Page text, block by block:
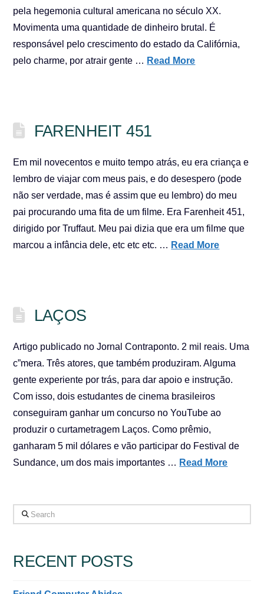
pela hegemonia cultural americana no século XX.
Movimenta uma quantidade de dinheiro brutal. É
responsável pelo crescimento do estado da Califórnia,
pelo charme, por atrair gente … Read More
FARENHEIT 451
Em mil novecentos e muito tempo atrás, eu era criança e
lembro de viajar com meus pais, e do desespero (pode
não ser verdade, mas é assim que eu lembro) do meu
pai procurando uma fita de um filme. Era Farenheit 451,
dirigido por Truffaut. Meu pai dizia que era um filme que
marcou a infância dele, etc etc etc. … Read More
LAÇOS
Artigo publicado no Jornal Contraponto. 2 mil reais. Uma
c”mera. Três atores, que também produziram. Alguma
gente experiente por trás, para dar apoio e instrução.
Com isso, dois estudantes de cinema brasileiros
conseguiram ganhar um concurso no YouTube ao
produzir o curtametragem Laços. Como prêmio,
ganharam 5 mil dólares e vão participar do Festival de
Sundance, um dos mais importantes … Read More
Search
RECENT POSTS